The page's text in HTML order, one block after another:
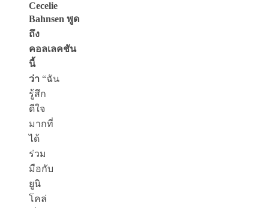
Cecelie
Bahnsen พูด
ถึง
คอลเลคชัน
นี้
ว่า “ฉัน
รู้สึก
ดีใจ
มากที่
ได้
ร่วม
มือกับ
ยูนิ
โคล่